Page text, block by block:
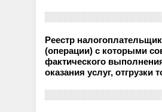
Реестр
(операции) с которыми
фактического
оказания услуг, отгрузки